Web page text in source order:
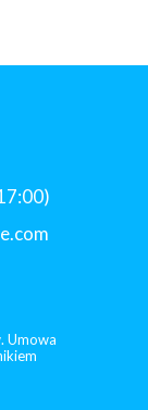
Umowa